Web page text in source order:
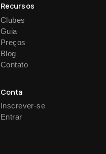
Recursos
Clubes
Guia
Preços
Blog
Contato
Conta
Inscrever-se
Entrar